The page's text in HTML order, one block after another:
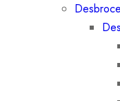
Desbroce